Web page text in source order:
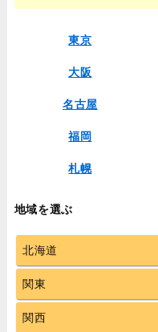
東京
大阪
名古屋
福岡
札幌
地域を選ぶ
北海道
関東
関西